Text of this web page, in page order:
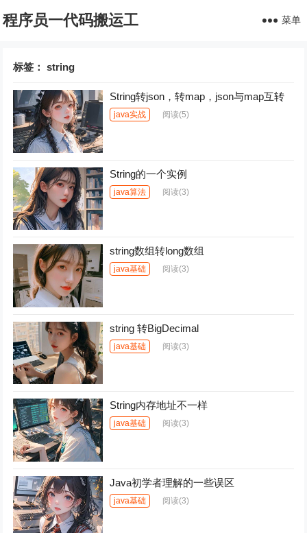
程序员一代码搬运工 菜单
标签：string
String转json，转map，json与map互转
java实战 阅读(5)
String的一个实例
java算法 阅读(3)
string数组转long数组
java基础 阅读(3)
string 转BigDecimal
java基础 阅读(3)
String内存地址不一样
java基础 阅读(3)
Java初学者理解的一些误区
java基础 阅读(3)